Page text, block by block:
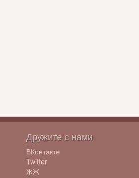
Дружите с нами
ВКонтакте
Twitter
ЖЖ